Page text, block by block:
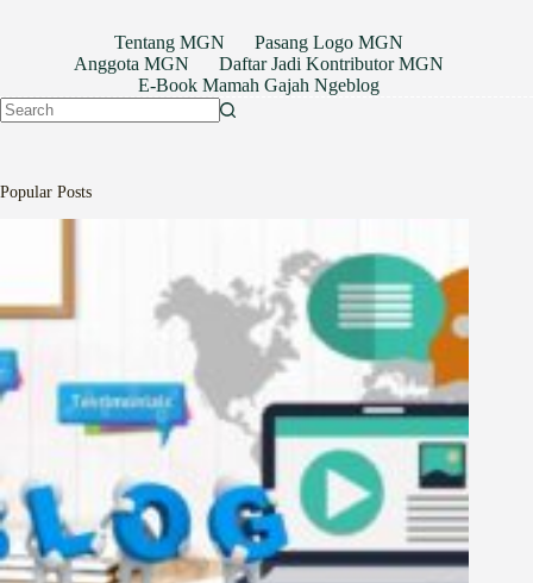
Tentang MGN
Pasang Logo MGN
Anggota MGN
Daftar Jadi Kontributor MGN
E-Book Mamah Gajah Ngeblog
Popular Posts